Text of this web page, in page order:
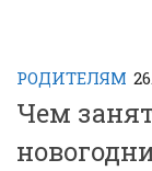
РОДИТЕЛЯМ
Чем